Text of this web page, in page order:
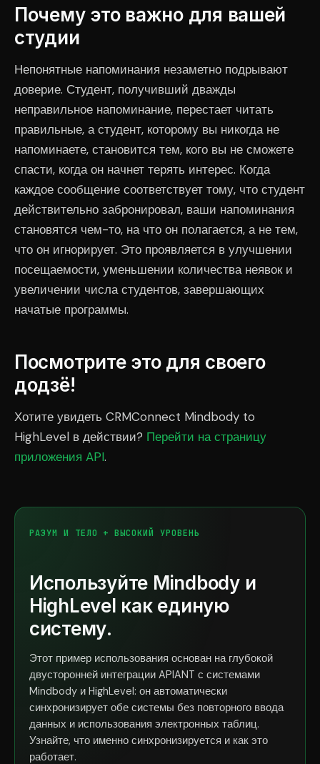
Почему это важно для вашей
студии
Непонятные напоминания незаметно подрывают
доверие. Студент, получивший дважды
неправильное напоминание, перестает читать
правильные, а студент, которому вы никогда не
напоминаете, становится тем, кого вы не сможете
спасти, когда он начнет терять интерес. Когда
каждое сообщение соответствует тому, что студент
действительно забронировал, ваши напоминания
становятся чем-то, на что он полагается, а не тем,
что он игнорирует. Это проявляется в улучшении
посещаемости, уменьшении количества неявок и
увеличении числа студентов, завершающих
начатые программы.
Посмотрите это для своего
додзё!
Хотите увидеть CRMConnect Mindbody to
HighLevel в действии? Перейти на страницу
приложения API.
РАЗУМ И ТЕЛО + ВЫСОКИЙ УРОВЕНЬ
Используйте Mindbody и
HighLevel как единую
систему.
Этот пример использования основан на глубокой
двусторонней интеграции APIANT с системами
Mindbody и HighLevel: он автоматически
синхронизирует обе системы без повторного ввода
данных и использования электронных таблиц.
Узнайте, что именно синхронизируется и как это
работает.